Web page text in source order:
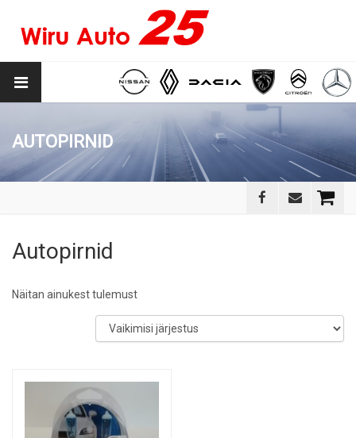
AUTOPIRNID
Autopirnid
Näitan ainukest tulemust